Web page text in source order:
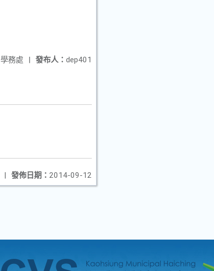
發布人： dep401
學務處 |
發佈日期： 2014-09-12
|